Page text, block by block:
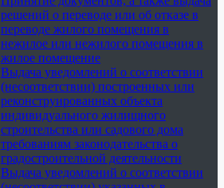
решений о переводе или об отказе в
переводе жилого помещения в
нежилое или нежилого помещения в
жилое помещение
Выдача уведомлений о соответствии
(несоответствии) построенных или
реконструированных объекта
индивидуального жилищного
строительства или садового дома
требованиям законодательства о
градостроительной деятельности
Выдача уведомлений о соответствии